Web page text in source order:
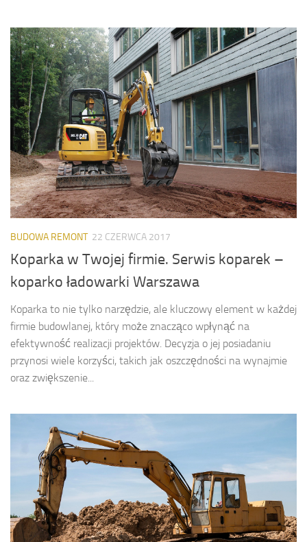
BUDOWA REMONT 22 CZERWCA 2017
Koparka w Twojej firmie. Serwis koparek –
koparko ładowarki Warszawa
Koparka to nie tylko narzędzie, ale kluczowy element w każdej
firmie budowlanej, który może znacząco wpłynąć na
efektywność realizacji projektów. Decyzja o jej posiadaniu
przynosi wiele korzyści, takich jak oszczędności na wynajmie
oraz zwiększenie...